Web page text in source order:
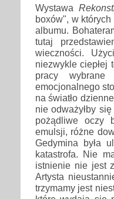
Wystawa
boxów", w których
albumu.
tutaj
wieczności.
niezwykle ciepłej
pracy wybrane
emocjonalnego
na światło
nie odważyłby
pożądliwe oczy
emulsji, różne
Gedymina była
katastrofa. Nie
istnienie nie jest
Artysta
trzymamy jest